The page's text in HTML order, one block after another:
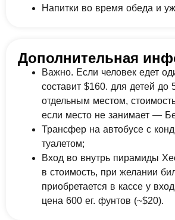
Напитки во время обеда и
Дополнительная
Важно. Если человек едет
составит $160. для детей до
отдельным местом,
если место не занимает —
Трансфер на автобусе с
туалетом;
Вход во внутрь пирамиды
в стоимость, при желании
приобретается в кассе у
цена 600 ег. фунтов (~$20).